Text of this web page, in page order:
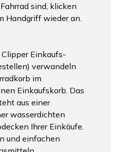
sind, klicken
Handgriff wieder an.
Einkaufs-
verwandeln
im
Einkaufskorb. Das
aus einer
wasserdichten
Ihrer Einkäufe.
und einfachen